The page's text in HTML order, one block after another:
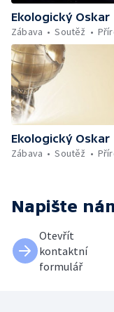
Ekologický Oskar
Zábava
Soutěž
Ekologický Oskar
Zábava
Soutěž
Napište
Otevřít
kontaktní
formulář